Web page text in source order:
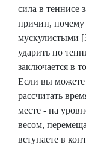
сила в теннисе
причин, почему
мускулистыми
ударить по
заключается в
Если вы можете
рассчитать
месте - на
весом,
вступаете в